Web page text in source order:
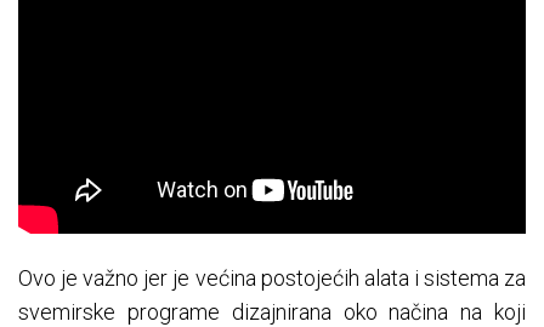
Ovo je važno jer je većina postojećih alata i sistema za
svemirske programe dizajnirana oko načina na koji